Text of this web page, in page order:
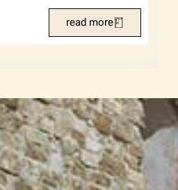
read more